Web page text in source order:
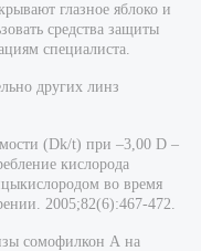
глазное яблоко и
средства защиты
специалиста.
других линз
(Dk/t) при –3,00 D –
кислорода
во время
2005;82(6):467-472.
сомофилкон А на